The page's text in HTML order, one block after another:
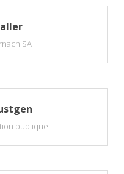
SA
publique